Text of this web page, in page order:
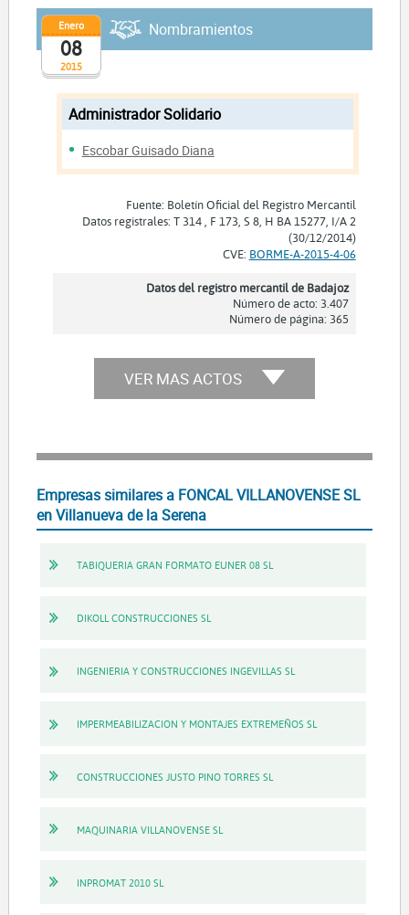
2015
Enero
08
Nombramientos
Administrador Solidario
Escobar Guisado Diana
Fuente: Boletín Oficial del Registro Mercantil
Datos registrales: T 314 , F 173, S 8, H BA 15277, I/A 2
(30/12/2014)
CVE: BORME-A-2015-4-06
Datos del registro mercantil de Badajoz
Número de acto: 3.407
Número de página: 365
VER MAS ACTOS
Empresas similares a FONCAL VILLANOVENSE SL
en Villanueva de la Serena
TABIQUERIA GRAN FORMATO EUNER 08 SL
DIKOLL CONSTRUCCIONES SL
INGENIERIA Y CONSTRUCCIONES INGEVILLAS SL
IMPERMEABILIZACION Y MONTAJES EXTREMEÑOS SL
CONSTRUCCIONES JUSTO PINO TORRES SL
MAQUINARIA VILLANOVENSE SL
INPROMAT 2010 SL